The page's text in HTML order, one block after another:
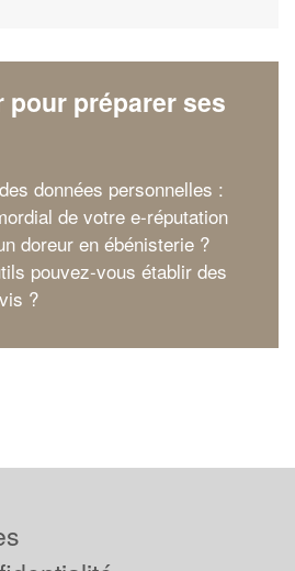
pour préparer ses
données personnelles :
de votre e-réputation
doreur en ébénisterie ?
pouvez-vous établir des
?